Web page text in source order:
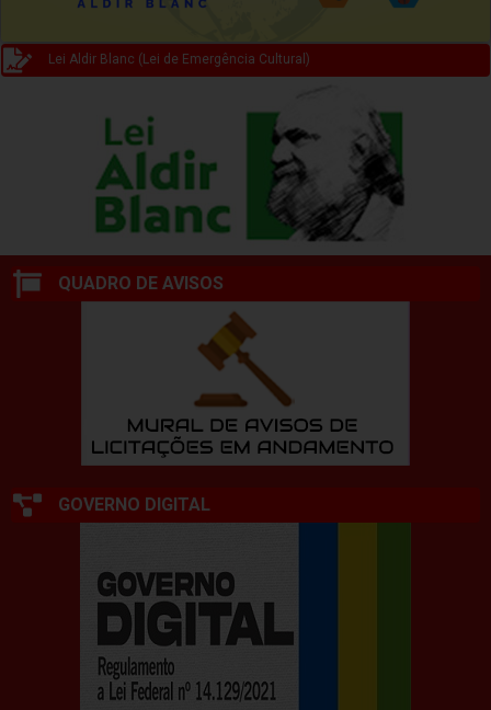
Lei Aldir Blanc (Lei de Emergência Cultural)
QUADRO DE AVISOS
GOVERNO DIGITAL